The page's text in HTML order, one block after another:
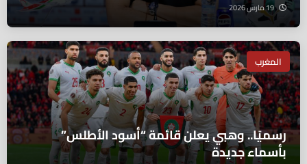
19 مارس 2026
المغرب
رسميًا.. وهبي يعلن قائمة “أسود الأطلس”
بأسماء جديدة